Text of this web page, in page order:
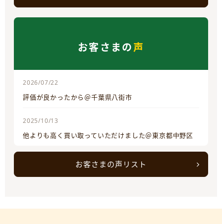
お客さまの声
2026/07/22
評価が良かったから＠千葉県八街市
2025/10/13
他よりも高く買い取っていただけました＠東京都中野区
お客さまの声リスト